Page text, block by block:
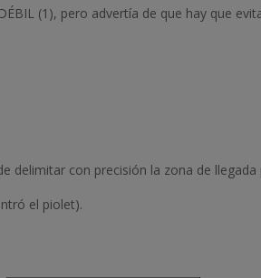
(1), pero advertía de que hay que
delimitar con precisión la zona de
el piolet).